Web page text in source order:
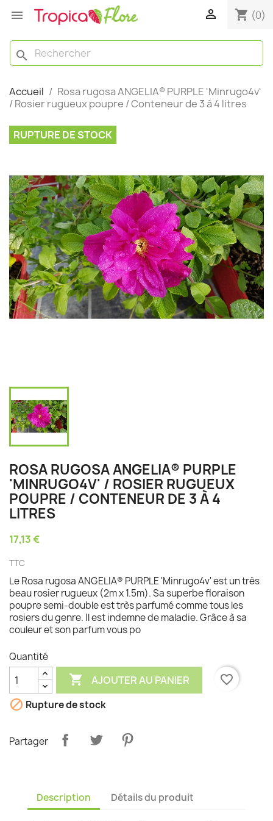
  shopping_cart (0)
search
Accueil
Rosa rugosa ANGELIA® PURPLE 'Minrugo4v'
/ Rosier rugueux poupre / Conteneur de 3 à 4 litres
RUPTURE DE STOCK
ROSA RUGOSA ANGELIA® PURPLE
'MINRUGO4V' / ROSIER RUGUEUX
POUPRE / CONTENEUR DE 3 À 4
LITRES
17,13 €
TTC
Le Rosa rugosa ANGELIA® PURPLE 'Minrugo4v' est un très
beau rosier rugueux (2m x 1.5m). Sa superbe floraison
poupre semi-double est très parfumé comme tous les
rosiers du genre. Il est indemne de maladie. Grâce à sa
couleur et son parfum vous po
Quantité
 AJOUTER AU PANIER
favorite_border
 Rupture de stock
Partager
Description Détails du produit